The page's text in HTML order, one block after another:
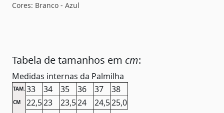
Cores: Branco - Azul
Tabela de tamanhos em cm:
Medidas internas da Palmilha
TAM. 33 34 35 36 37 38
CM 22,523 23,524 24,525,0